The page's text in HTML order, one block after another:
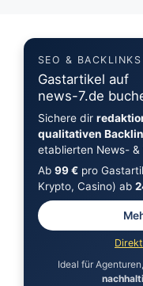
SEO & BACKLINKS
Gastartikel auf
news-7.de
Sichere dir
qualitativen
etablierten News- &
Ab 99 €pro
Krypto, Casino) ab
Ideal für